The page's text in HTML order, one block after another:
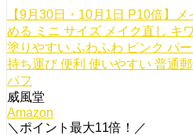
【9月30日・10月1日 P10倍】
める ミニ サイズ メイク直し キ
塗りやすい ふわふわ ピンク パ
持ち運び 便利 使いやすい 普通
パフ
威風堂
Amazon
＼ポイント最大11倍！／